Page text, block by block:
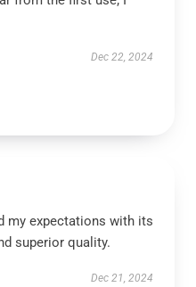
Dec 22, 2024
my expectations with its
superior quality.
Dec 21, 2024